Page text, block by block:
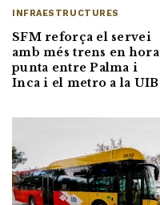
INFRAESTRUCTURES
SFM reforça el servei
amb més trens en hora
punta entre Palma i
Inca i el metro a la UIB